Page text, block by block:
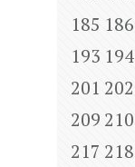
185 186
193 194
201 202
209 210
217 218